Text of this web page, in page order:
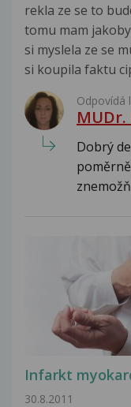
rekla ze se to
tomu mam
si myslela ze se
si koupila faktu
Odpovídá
Dobrý
Infarkt
30.8.2011